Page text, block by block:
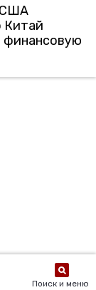
США
Китай
финансовую
Поиск и меню